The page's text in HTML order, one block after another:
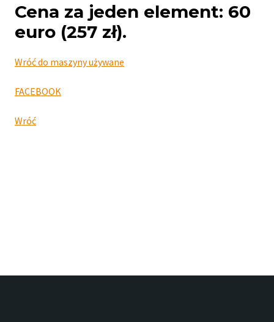
Cena za jeden element: 60
euro (257 zł).
Wróć do maszyny używane
FACEBOOK
Wróć